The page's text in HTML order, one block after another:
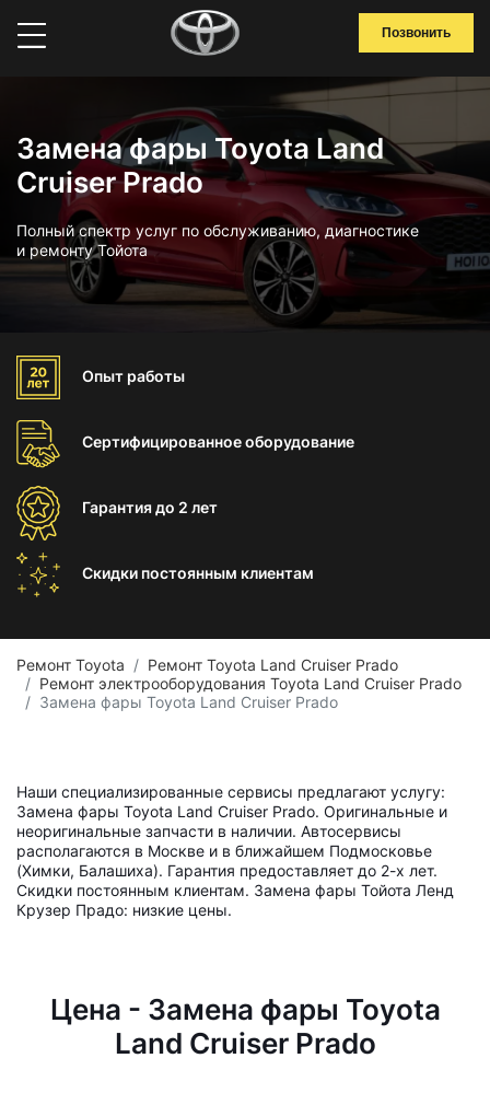
Позвонить
Замена фары Toyota Land
Cruiser Prado
Полный спектр услуг по обслуживанию, диагностике
и ремонту Тойота
Опыт работы
Сертифицированноеоборудование
Гарантиядо 2 лет
Скидки постоянным клиентам
Ремонт Toyota
Ремонт Toyota Land Cruiser Prado
Ремонт электрооборудования Toyota Land Cruiser Prado
Замена фары Toyota Land Cruiser Prado
Наши специализированные сервисы предлагают услугу:
Замена фары Toyota Land Cruiser Prado. Оригинальные и
неоригинальные запчасти в наличии. Автосервисы
располагаются в Москве и в ближайшем Подмосковье
(Химки, Балашиха). Гарантия предоставляет до 2-х лет.
Скидки постоянным клиентам. Замена фары Тойота Ленд
Крузер Прадо: низкие цены.
Цена - Замена фары Toyota
Land Cruiser Prado